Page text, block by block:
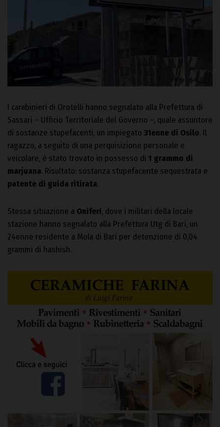
I carabinieri di Orotelli hanno segnalato alla Prefettura di
Sassari – Ufficio Territoriale del Governo –, quale assuntore
di sostanze stupefacenti, un impiegato 31enne di Osilo. Il
ragazzo, a seguito di una perquisizione personale e
veicolare, è stato trovato in possesso di 1 grammo di
marjuana. Risultato: sostanza stupefacente sequestrata e
patente di guida ritirata.
Stessa situazione a Oniferi, dove i militari della locale
stazione hanno segnalato alla Prefettura Utg di Bari, un
24enne residente a Mola di Bari per detenzione di 0,04
grammi di hashish.